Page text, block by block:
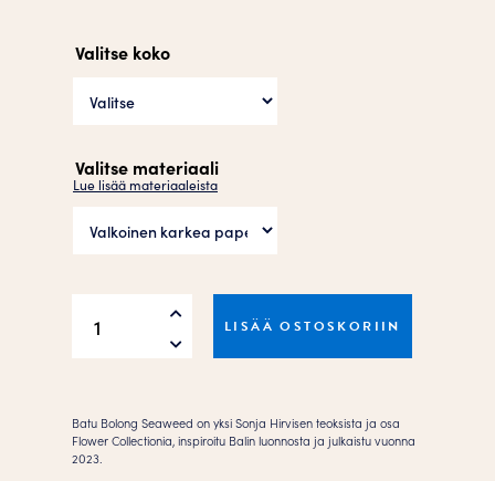
Valitse koko
Valitse materiaali
Lue lisää materiaaleista
Bolong
LISÄÄ OSTOSKORIIN
Batu Bolong Seaweed on yksi Sonja Hirvisen teoksista ja osa
Flower Collectionia, inspiroitu Balin luonnosta ja julkaistu vuonna
2023.